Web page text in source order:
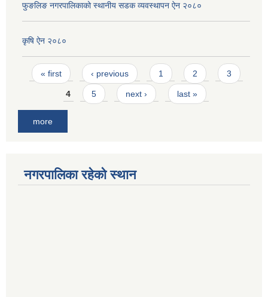
फुङलिङ नगरपालिकाको स्थानीय सडक व्यवस्थापन ऐन २०८०
कृषि ऐन २०८०
Pages
« first ‹ previous 1 2 3
4 5 next › last »
more
नगरपालिका रहेको स्थान